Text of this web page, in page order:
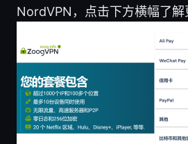
NordVPN，点击下方横幅了解